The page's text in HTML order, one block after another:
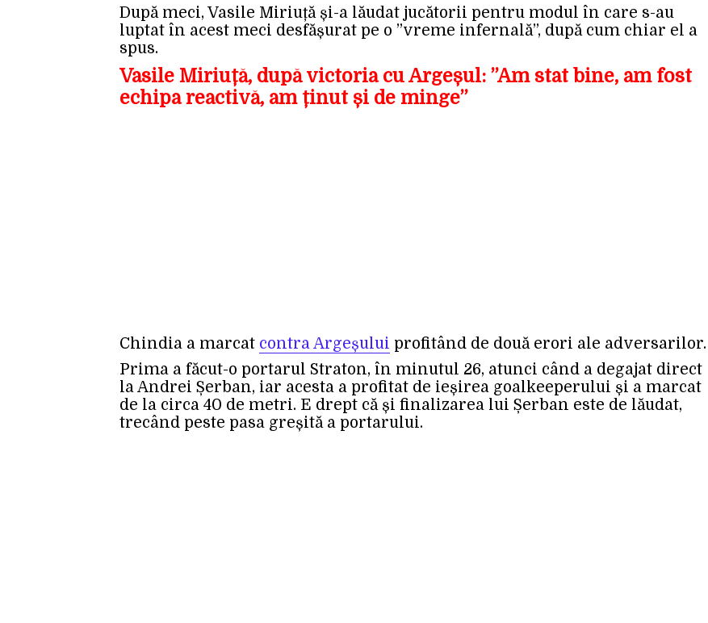
După meci, Vasile Miriuță și-a lăudat jucătorii pentru modul în care s-au
luptat în acest meci desfășurat pe o ”vreme infernală”, după cum chiar el a
spus.
Vasile Miriuță, după victoria cu Argeșul: ”Am stat bine, am fost
echipa reactivă, am ținut și de minge”
Chindia a marcat contra Argeșului profitând de două erori ale adversarilor.
Prima a făcut-o portarul Straton, în minutul 26, atunci când a degajat direct
la Andrei Șerban, iar acesta a profitat de ieșirea goalkeeperului și a marcat
de la circa 40 de metri. E drept că și finalizarea lui Șerban este de lăudat,
trecând peste pasa greșită a portarului.